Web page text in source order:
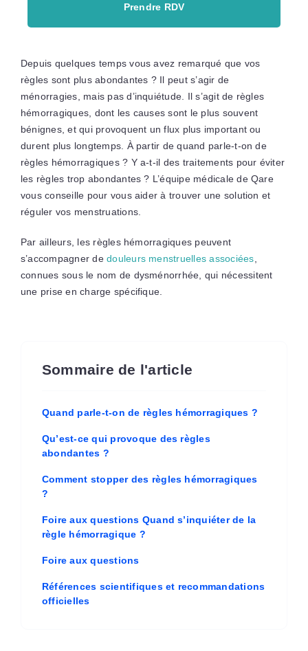
Prendre RDV
Depuis quelques temps vous avez remarqué que vos
règles sont plus abondantes ? Il peut s’agir de
ménorragies, mais pas d’inquiétude. Il s’agit de règles
hémorragiques, dont les causes sont le plus souvent
bénignes, et qui provoquent un flux plus important ou
durent plus longtemps. À partir de quand parle-t-on de
règles hémorragiques ? Y a-t-il des traitements pour éviter
les règles trop abondantes ? L’équipe médicale de Qare
vous conseille pour vous aider à trouver une solution et
réguler vos menstruations.
Par ailleurs, les règles hémorragiques peuvent
s’accompagner dedouleurs menstruelles associées
connues sous le nom de dysménorrhée, qui nécessitent
une prise en charge spécifique.
Sommaire de l'article
Quand parle-t-on de règles hémorragiques ?
Qu’est-ce qui provoque des règles
abondantes ?
Comment stopper des règles hémorragiques
?
Foire aux questions Quand s’inquiéter de la
règle hémorragique ?
Foire aux questions
Références scientifiques et recommandations
officielles